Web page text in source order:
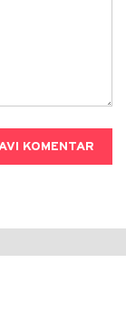
KOMENTAR